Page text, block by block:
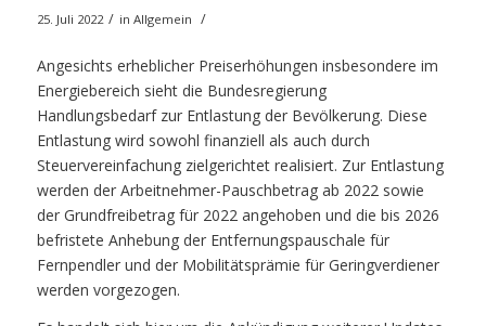
25. Juli 2022 / in Allgemein /
Angesichts erheblicher Preiserhöhungen insbesondere im
Energiebereich sieht die Bundesregierung
Handlungsbedarf zur Entlastung der Bevölkerung. Diese
Entlastung wird sowohl finanziell als auch durch
Steuervereinfachung zielgerichtet realisiert. Zur Entlastung
werden der Arbeitnehmer-Pauschbetrag ab 2022 sowie
der Grundfreibetrag für 2022 angehoben und die bis 2026
befristete Anhebung der Entfernungspauschale für
Fernpendler und der Mobilitätsprämie für Geringverdiener
werden vorgezogen.